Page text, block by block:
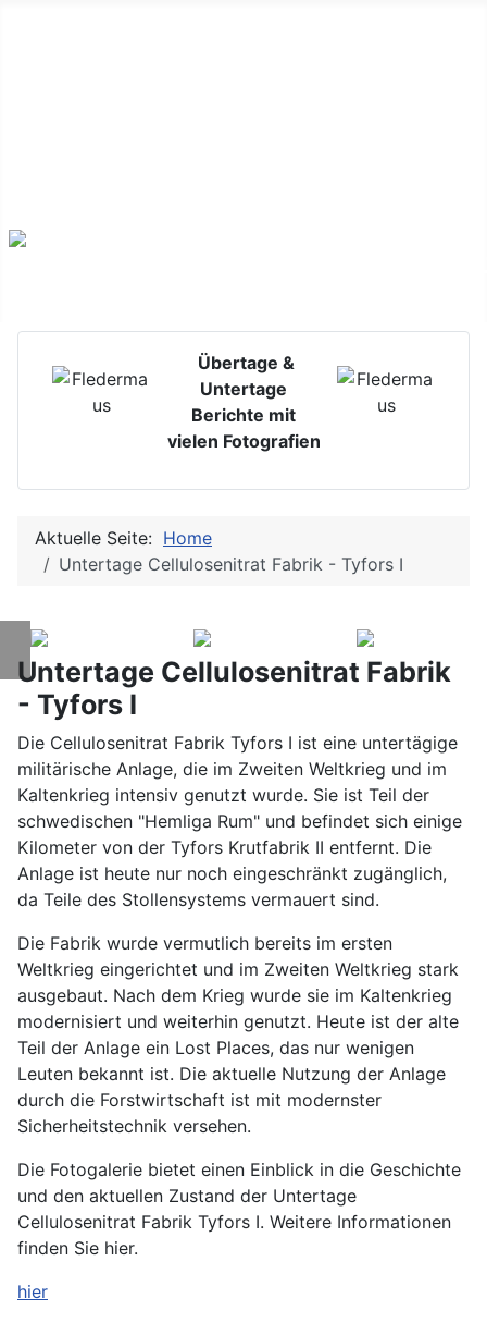
Übertage &
Untertage
Berichte mit
vielen Fotografien
Aktuelle Seite: Home
Untertage Cellulosenitrat Fabrik - Tyfors I
Untertage Cellulosenitrat Fabrik
- Tyfors I
Die Cellulosenitrat Fabrik Tyfors I ist eine untertägige
militärische Anlage, die im Zweiten Weltkrieg und im
Kaltenkrieg intensiv genutzt wurde. Sie ist Teil der
schwedischen "Hemliga Rum" und befindet sich einige
Kilometer von der Tyfors Krutfabrik II entfernt. Die
Anlage ist heute nur noch eingeschränkt zugänglich,
da Teile des Stollensystems vermauert sind.
Die Fabrik wurde vermutlich bereits im ersten
Weltkrieg eingerichtet und im Zweiten Weltkrieg stark
ausgebaut. Nach dem Krieg wurde sie im Kaltenkrieg
modernisiert und weiterhin genutzt. Heute ist der alte
Teil der Anlage ein Lost Places, das nur wenigen
Leuten bekannt ist. Die aktuelle Nutzung der Anlage
durch die Forstwirtschaft ist mit modernster
Sicherheitstechnik versehen.
Die Fotogalerie bietet einen Einblick in die Geschichte
und den aktuellen Zustand der Untertage
Cellulosenitrat Fabrik Tyfors I. Weitere Informationen
finden Sie hier.
hier